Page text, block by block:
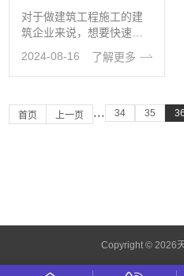
对于做建筑工程施工的建
筑企业来说，想要快速获
书，一般都会进行二级资
质公司转让，由···
2024-08-16 了解更多
首页 上一页 ··· 34 35 36
Copyright © 2026